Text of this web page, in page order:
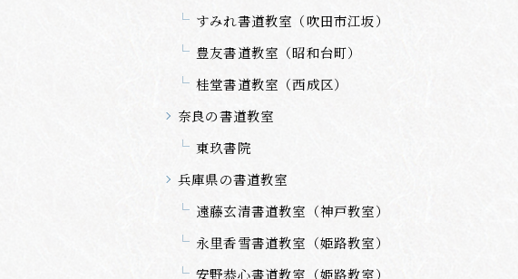
すみれ書道教室（吹田市江坂）
豊友書道教室（昭和台町）
桂堂書道教室（西成区）
奈良の書道教室
東玖書院
兵庫県の書道教室
遠藤玄清書道教室（神戸教室）
永里香雪書道教室（姫路教室）
安野恭心書道教室（姫路教室）